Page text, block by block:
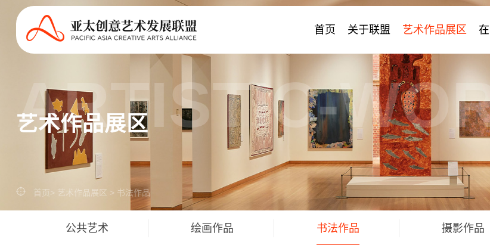
首页 关于联盟 艺术作品展区
ARTISTIC-
艺术作品展区
首页> 艺术作品展区 > 书法作品
公共艺术 绘画作品 书法作品 摄影作品